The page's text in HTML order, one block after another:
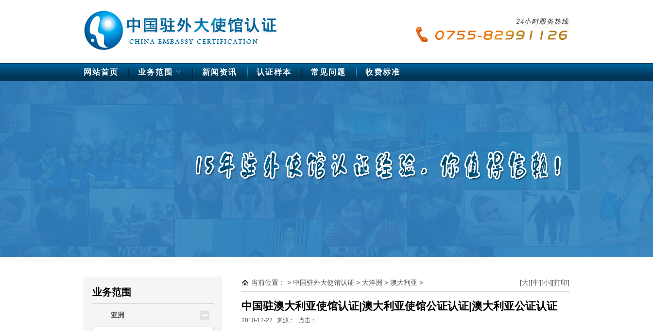
网站首页 业务范围 新闻资讯 认证样本 常见问题 收费标准
挪威
秘鲁
智利
韩国
泰国
新西兰
帕劳
瑙鲁
基里巴斯
塞舌尔
巴哈马
BVI
开曼
加纳
几内亚
马达加斯加
业务范围
亚洲
当前位置： > 中国驻外大使馆认证 > 大洋洲 > 澳大利亚 > [大][中][小][打印]
中国驻澳大利亚使馆认证|澳大利亚使馆公证认证|澳大利亚公证认证
2010-12-22 来源： 点击：